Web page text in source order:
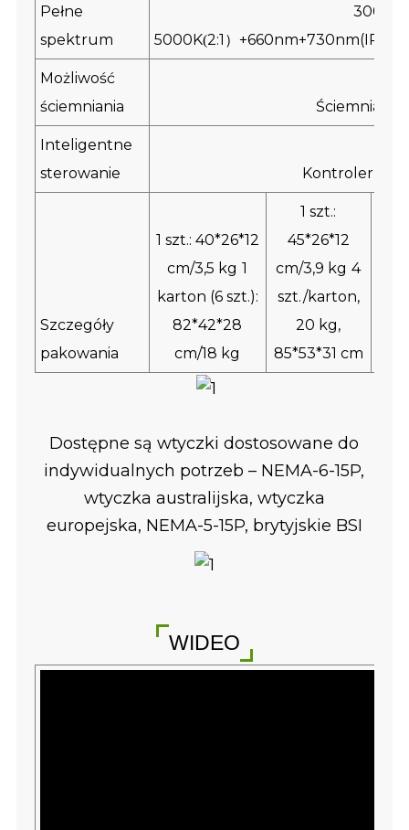
Pełne
spektrum
3000K i
5000K(2:1 ）
Możliwość
ściemniania
Ściemnianie
Inteligentne
sterowanie
Kontroler 5-
Szczegóły
pakowania
1 szt.: 40*26*12
cm/3,5 kg 1
karton (6 szt.):
82*42*28
cm/18 kg
1 szt.:
45*26*12
cm/3,9 kg 4
szt./karton,
20 kg,
85*53*31 cm
Dostępne są wtyczki dostosowane do
indywidualnych potrzeb – NEMA-6-15P,
wtyczka australijska, wtyczka
europejska, NEMA-5-15P, brytyjskie BSI
WIDEO